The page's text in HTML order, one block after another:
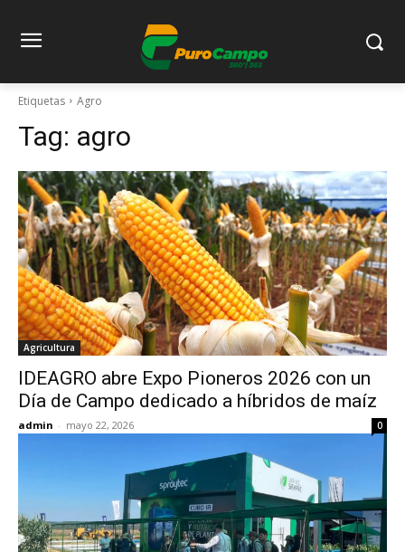
Etiquetas Agro
Tag: agro
Agricultura
IDEAGRO abre Expo Pioneros 2026 con un
Día de Campo dedicado a híbridos de maíz
admin - mayo 22, 2026 0